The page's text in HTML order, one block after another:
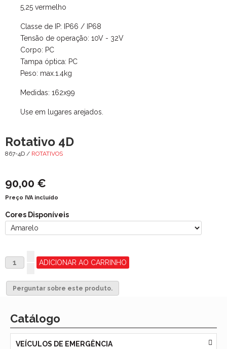
5,25 vermelho
Classe de IP: IP66 / IP68
Tensão de operação: 10V - 32V
Corpo: PC
Tampa óptica: PC
Peso: max.1.4kg
Medidas: 162x99
Use em lugares arejados.
Rotativo 4D
867-4D / ROTATIVOS
90,00 €
Preço IVA incluído
Cores Disponíveis
Perguntar sobre este produto.
Catálogo
VEÍCULOS DE EMERGÊNCIA